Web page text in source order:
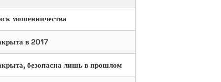
мошенничества
в 2017
безопасна лишь в прошлом